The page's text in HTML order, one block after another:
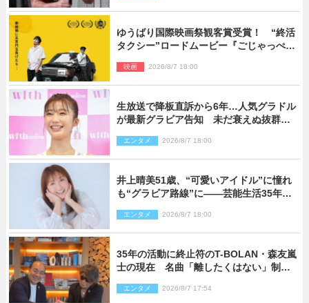
ゆうばり国際映画祭観客賞受賞！ “終活
タクシー”ロードムービー『ごじゃっぺタ
映画 2026/8/7 18:00
生放送で降板直訴から6年…人気グラドル
が最新グラビア告知 未だ衰えぬ抜群ス
エンタメ 2026/8/7 18:00
井上晴美51歳、“可愛いアイドル”に憧れ
も“グラビア路線”に――芸能生活35年を
エンタメ 2026/8/7 18:00
35年の活動に終止符のT-BOLAN・森友嵐
士の現在 名曲「離したくはない」制作
エンタメ 2026/8/7 17:54